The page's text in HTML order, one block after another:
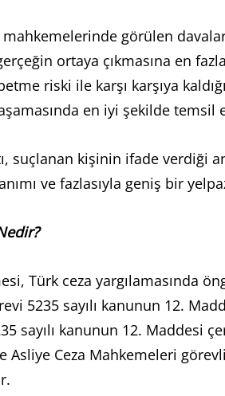
mahkemelerinde görülen
ortaya çıkmasına en
riski ile karşı karşıya
en iyi şekilde temsil
suçlanan kişinin ifade verdiği
ve fazlasıyla geniş bir
Türk ceza yargılamasında
5235 sayılı kanunun 12.
sayılı kanunun 12. Maddesi
Asliye Ceza Mahkemeleri